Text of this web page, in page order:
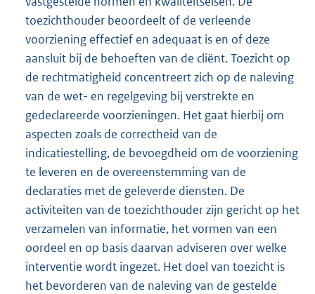
toezichthouder beoordeelt of de verleende
voorziening effectief en adequaat is en of deze
aansluit bij de behoeften van de cliënt. Toezicht op
de rechtmatigheid concentreert zich op de naleving
van de wet- en regelgeving bij verstrekte en
gedeclareerde voorzieningen. Het gaat hierbij om
aspecten zoals de correctheid van de
indicatiestelling, de bevoegdheid om de voorziening
te leveren en de overeenstemming van de
declaraties met de geleverde diensten. De
activiteiten van de toezichthouder zijn gericht op het
verzamelen van informatie, het vormen van een
oordeel en op basis daarvan adviseren over welke
interventie wordt ingezet. Het doel van toezicht is
het bevorderen van de naleving van de gestelde